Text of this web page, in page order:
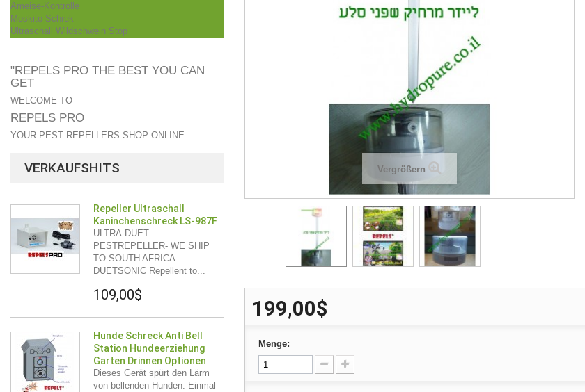
Ameise-Kontrolle
Moskito Schrek
Ultraschall Wildschwein Stop
"REPELS PRO THE BEST YOU CAN
GET
WELCOME TO
REPELS PRO
YOUR PEST REPELLERS SHOP ONLINE
VERKAUFSHITS
Repeller Ultraschall
Kaninchenschreck LS-987F
ULTRA-DUET
PESTREPELLER- WE SHIP
TO SOUTH AFRICA
DUETSONIC Repellent to...
109,00$
Hunde Schreck Anti Bell
Station Hundeerziehung
Garten Drinnen Optionen
Dieses Gerät spürt den Lärm
von bellenden Hunden. Einmal
Vergrößern
199,00$
Menge: